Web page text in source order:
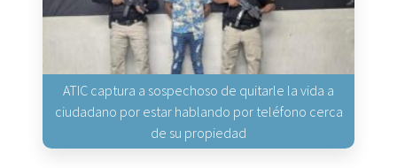
ATIC captura a sospechoso de quitarle la vida a
ciudadano por estar hablando por teléfono cerca
de su propiedad